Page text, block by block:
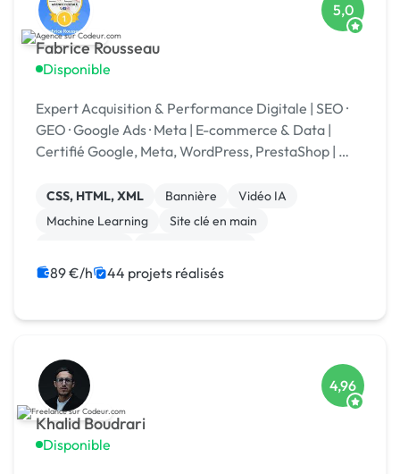
Fabrice Rousseau
Disponible
5,0
Expert Acquisition & Performance Digitale | SEO ·
GEO · Google Ads · Meta | E-commerce & Data |
Certifié Google, Meta, WordPress, PrestaShop | 🏆
CSS, HTML, XML Bannière
Vidéo IA
Machine Learning
Site clé en main
Experience utilisateur
Stripe
89 €/h 44 projets réalisés
Khalid Boudrari
Disponible
4,96